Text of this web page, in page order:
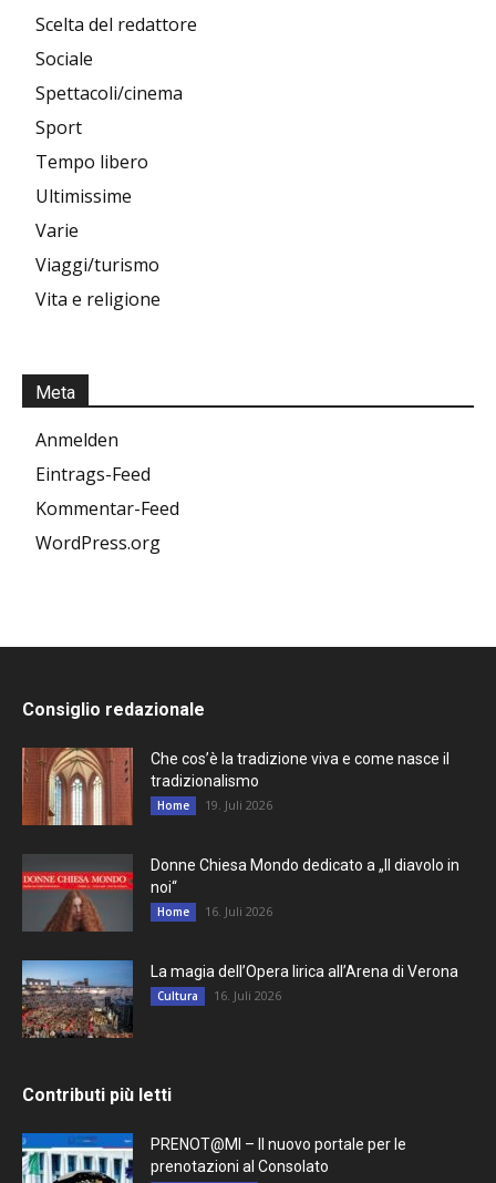
Scelta del redattore
Sociale
Spettacoli/cinema
Sport
Tempo libero
Ultimissime
Varie
Viaggi/turismo
Vita e religione
Meta
Anmelden
Eintrags-Feed
Kommentar-Feed
WordPress.org
Consiglio redazionale
Che cos’è la tradizione viva e come nasce il
tradizionalismo
Home 19. Juli 2026
Donne Chiesa Mondo dedicato a „Il diavolo in
noi“
Home 16. Juli 2026
La magia dell’Opera lirica all’Arena di Verona
Cultura 16. Juli 2026
Contributi più letti
PRENOT@MI – Il nuovo portale per le
prenotazioni al Consolato